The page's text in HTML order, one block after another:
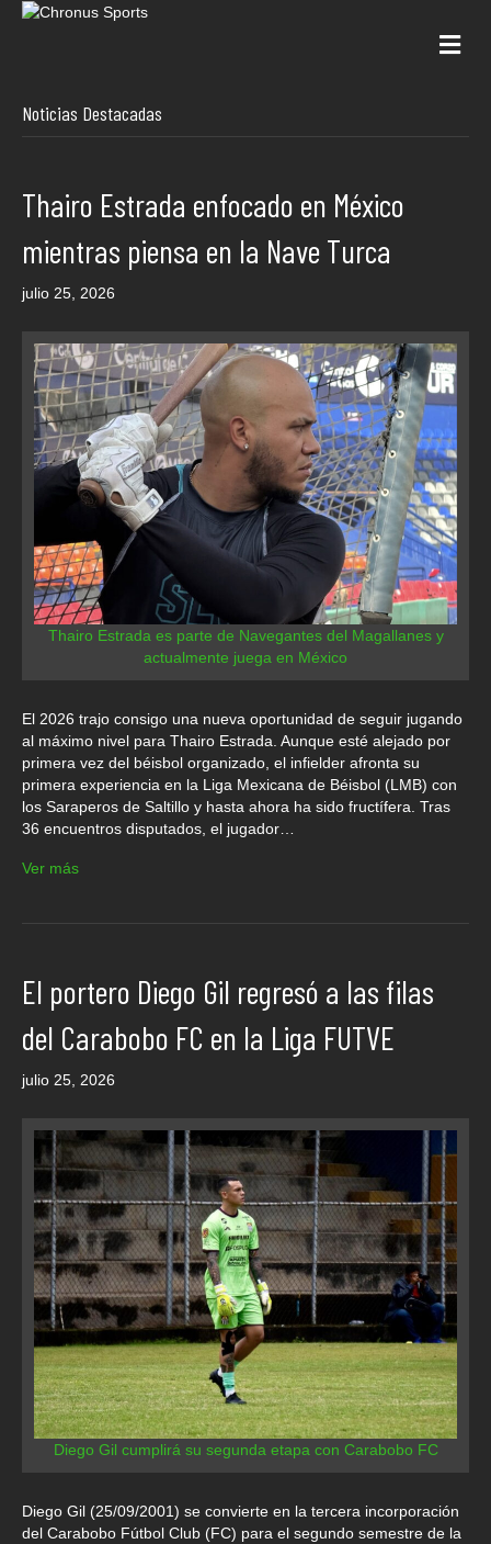
Noticias Destacadas
Thairo Estrada enfocado en México
mientras piensa en la Nave Turca
julio 25, 2026
Thairo Estrada es parte de Navegantes del Magallanes y
actualmente juega en México
El 2026 trajo consigo una nueva oportunidad de seguir jugando
al máximo nivel para Thairo Estrada. Aunque esté alejado por
primera vez del béisbol organizado, el infielder afronta su
primera experiencia en la Liga Mexicana de Béisbol (LMB) con
los Saraperos de Saltillo y hasta ahora ha sido fructífera. Tras
36 encuentros disputados, el jugador…
Ver más
El portero Diego Gil regresó a las filas
del Carabobo FC en la Liga FUTVE
julio 25, 2026
Diego Gil cumplirá su segunda etapa con Carabobo FC
Diego Gil (25/09/2001) se convierte en la tercera incorporación
del Carabobo Fútbol Club (FC) para el segundo semestre de la